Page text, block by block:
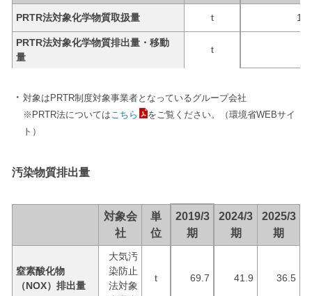
PRTR法対象化学物質取扱量 t
PRTR法対象化学物質排出量・移動
量
t
対象はPRTR制度対象事業者となっているグループ会社
※PRTR法についてはこちら
をご覧ください。（環境省WEBサイ
ト）
汚染物質排出量
対象会
社
単
位
2019/3
期
2024/3
期
2025/3
期
窒素酸化物
（NOX）排出量
大気汚
染防止
法対象
t 69.7 41.9 36.5